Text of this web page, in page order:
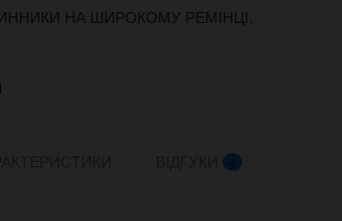
НА ШИРОКОМУ РЕМІНЦІ ,
4